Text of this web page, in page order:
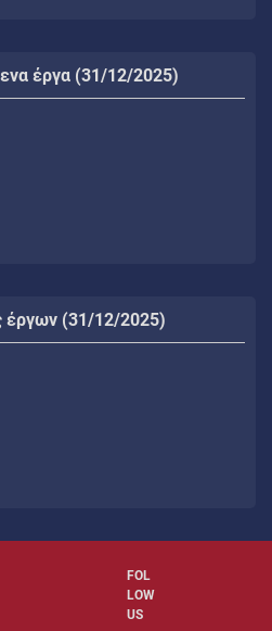
έργα (31/12/2025)
έργων (31/12/2025)
FOL
LOW
US